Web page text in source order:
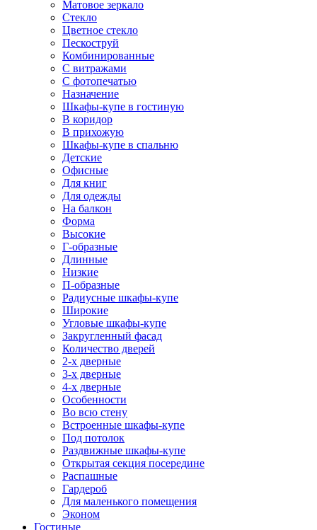
Матовое зеркало
Стекло
Цветное стекло
Пескоструй
Комбинированные
С витражами
С фотопечатью
Назначение
Шкафы-купе в гостиную
В коридор
В прихожую
Шкафы-купе в спальню
Детские
Офисные
Для книг
Для одежды
На балкон
Форма
Высокие
Г-образные
Длинные
Низкие
П-образные
Радиусные шкафы-купе
Широкие
Угловые шкафы-купе
Закругленный фасад
Количество дверей
2-х дверные
3-х дверные
4-х дверные
Особенности
Во всю стену
Встроенные шкафы-купе
Под потолок
Раздвижные шкафы-купе
Открытая секция посередине
Распашные
Гардероб
Для маленького помещения
Эконом
Гостиные